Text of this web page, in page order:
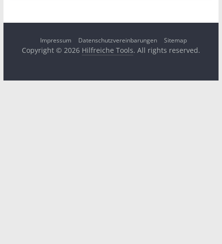
Impressum Datenschutzvereinbarungen Sitemap
Copyright © 2026 Hilfreiche Tools. All rights reserved.